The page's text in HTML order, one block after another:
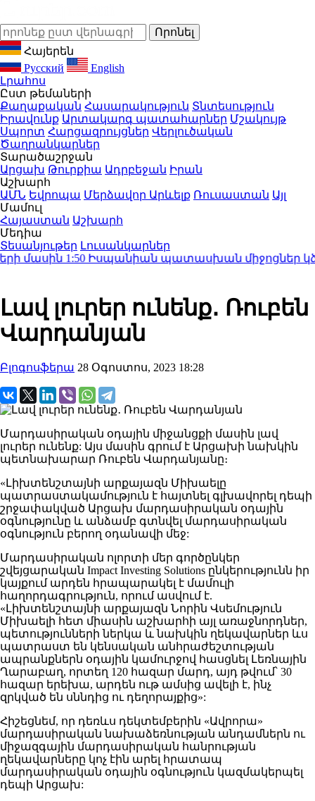
Հայերեն
Русский
English
Լրահոս
Ըստ թեմաների
Քաղաքական Հասարակություն Տնտեսություն
Իրավունք Արտակարգ պատահարներ Մշակույթ
Սպորտ Հարցազրույցներ Վերլուծական
Ծաղրանկարներ
Տարածաշրջան
Արցախ Թուրքիա Ադրբեջան Իրան
Աշխարհ
ԱՄՆ Եվրոպա Մերձավոր Արևելք Ռուսաստան Այլ
Մամուլ
Հայաստան Աշխարհ
Մեդիա
Տեսանյութեր Լուսանկարներ
մասին1:50Իսպանիան պատասխան միջոցներ
Լավ լուրեր ունենք․ Ռուբեն
Վարդանյան
Բլոգոսֆերա 28 Օգոստոս, 2023 18:28
Մարդասիրական օդային միջանցքի մասին լավ
լուրեր ունենք: Այս մասին գրում է Արցախի նախկին
պետնախարար Ռուբեն Վարդանյանը։
«Լիխտենշտայնի արքայազն Միխաելը
պատրաստակամություն է հայտնել գլխավորել դեպի
շրջափակված Արցախ մարդասիրական օդային
օգնությունը և անձամբ գտնվել մարդասիրական
օգնություն բերող օդանավի մեջ:
Մարդասիրական ոլորտի մեր գործընկեր
շվեյցարական Impact Investing Solutions ընկերությունն իր
կայքում արդեն հրապարակել է մամուլի
հաղորդագրություն, որում ասվում է.
«Լիխտենշտայնի արքայազն Նորին Վսեմություն
Միխաելի հետ միասին աշխարհի այլ առաջնորդներ,
պետությունների ներկա և նախկին ղեկավարներ ևս
պատրաստ են կենսական անհրաժեշտության
ապրանքներն օդային կամուրջով հասցնել Լեռնային
Ղարաբաղ, որտեղ 120 հազար մարդ, այդ թվում՝ 30
հազար երեխա, արդեն ութ ամսից ավելի է, ինչ
զրկված են սննդից ու դեղորայքից»:
Հիշեցնեմ, որ դեռևս դեկտեմբերին «Ավրորա»
մարդասիրական նախաձեռնության անդամներն ու
միջազգային մարդասիրական հանրության
ղեկավարները կոչ էին արել հրատապ
մարդասիրական օդային օգնություն կազմակերպել
դեպի Արցախ: